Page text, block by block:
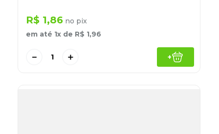
R$ 1,86 no pix
em até 1x de R$ 1,96
＋
－ +